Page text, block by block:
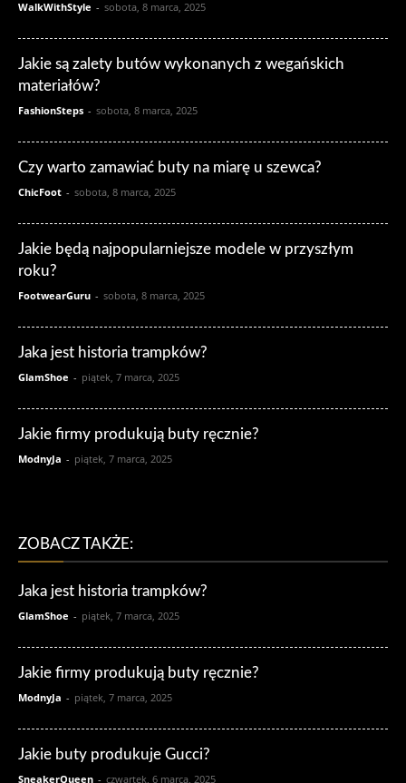
WalkWithStyle - sobota, 8 marca, 2025
Jakie są zalety butów wykonanych z wegańskich
materiałów?
FashionSteps - sobota, 8 marca, 2025
Czy warto zamawiać buty na miarę u szewca?
ChicFoot - sobota, 8 marca, 2025
Jakie będą najpopularniejsze modele w przyszłym
roku?
FootwearGuru - sobota, 8 marca, 2025
Jaka jest historia trampków?
GlamShoe - piątek, 7 marca, 2025
Jakie firmy produkują buty ręcznie?
ModnyJa - piątek, 7 marca, 2025
ZOBACZ TAKŻE:
Jaka jest historia trampków?
GlamShoe - piątek, 7 marca, 2025
Jakie firmy produkują buty ręcznie?
ModnyJa - piątek, 7 marca, 2025
Jakie buty produkuje Gucci?
SneakerQueen - czwartek, 6 marca, 2025